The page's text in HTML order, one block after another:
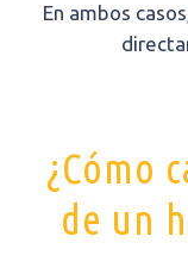
En ambos
¿Cómo
de un